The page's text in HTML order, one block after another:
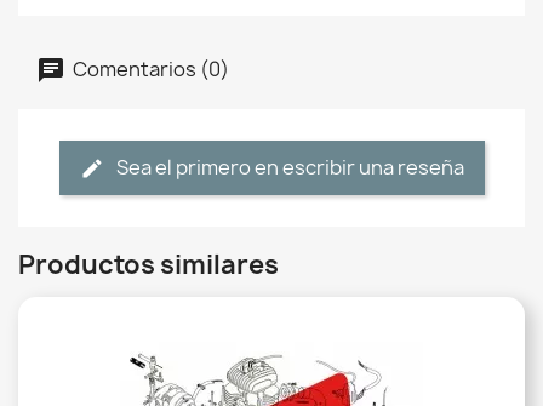
Comentarios (0)
Sea el primero en escribir una reseña
Productos similares